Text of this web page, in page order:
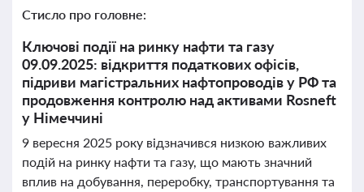
Стисло про головне:
Ключові події на ринку нафти та газу
09.09.2025: відкриття податкових офісів,
підриви магістральних нафтопроводів у РФ та
продовження контролю над активами Rosneft
у Німеччині
9 вересня 2025 року відзначився низкою важливих
подій на ринку нафти та газу, що мають значний
вплив на добування, переробку, транспортування та